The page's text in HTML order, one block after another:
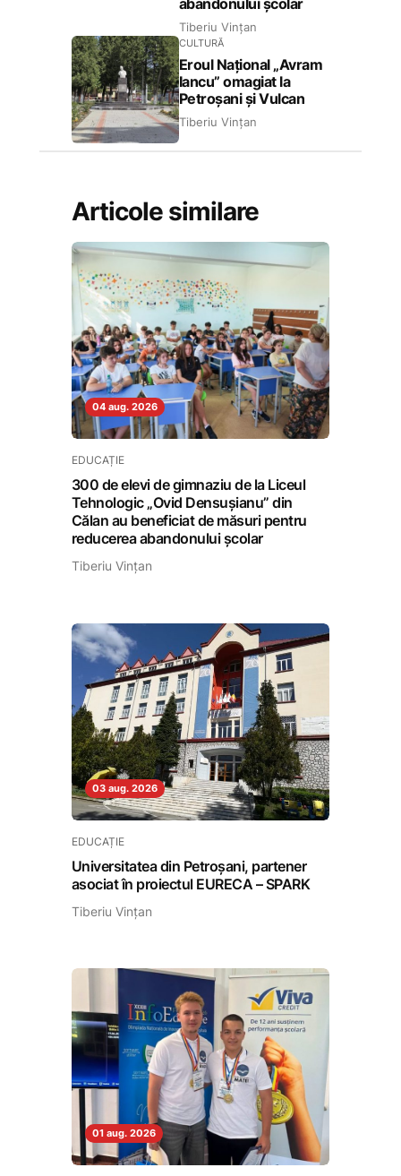
Tiberiu Vințan
CULTURĂ
Eroul Național „Avram
Iancu” omagiat la
Petroșani și Vulcan
Tiberiu Vințan
Articole similare
04 aug. 2026
EDUCAȚIE
300 de elevi de gimnaziu de la Liceul
Tehnologic „Ovid Densușianu” din
Călan au beneficiat de măsuri pentru
reducerea abandonului școlar
Tiberiu Vințan
03 aug. 2026
EDUCAȚIE
Universitatea din Petroșani, partener
asociat în proiectul EURECA – SPARK
Tiberiu Vințan
01 aug. 2026